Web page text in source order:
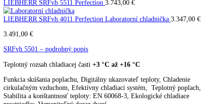
Laboratórna chladnička
LIEBHERR SRFvh 5501
Perfection
SRFvh 5501